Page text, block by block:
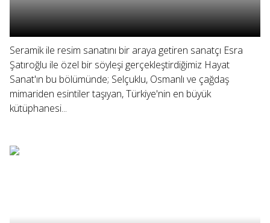
Seramik ile resim sanatını bir araya getiren sanatçı Esra
Şatıroğlu ile özel bir söyleşi gerçekleştirdiğimiz Hayat
Sanat'ın bu bölümünde; Selçuklu, Osmanlı ve çağdaş
mimariden esintiler taşıyan, Türkiye'nin en büyük
kütüphanesi...